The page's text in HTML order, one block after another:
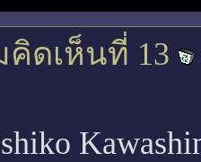
คิดเห็นที่ 13